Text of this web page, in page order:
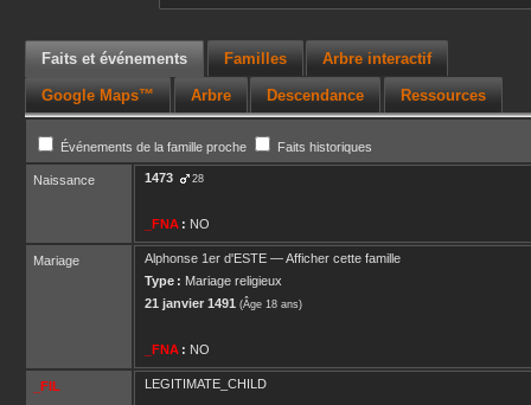
Faits et événements Familles Arbre interactif
Google Maps™ Arbre Descendance Ressources
Événements de la famille proche Faits historiques
Naissance 1473 28
_FNA : NO
Mariage Alphonse 1er d'ESTE —Afficher cette famille
Type : Mariage religieux
21 janvier 1491 (Âge 18 ans)
_FNA : NO
_FIL LEGITIMATE_CHILD